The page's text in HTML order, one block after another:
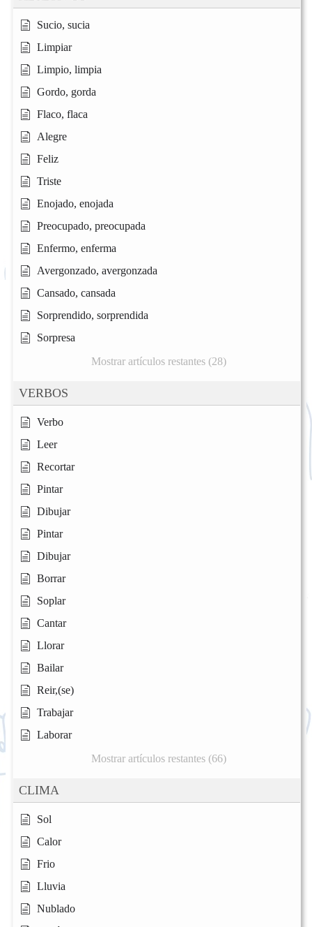
Sucio, sucia
Limpiar
Limpio, limpia
Gordo, gorda
Flaco, flaca
Alegre
Feliz
Triste
Enojado, enojada
Preocupado, preocupada
Enfermo, enferma
Avergonzado, avergonzada
Cansado, cansada
Sorprendido, sorprendida
Sorpresa
Mostrar artículos restantes (28)
VERBOS
Verbo
Leer
Recortar
Pintar
Dibujar
Pintar
Dibujar
Borrar
Soplar
Cantar
Llorar
Bailar
Reir,(se)
Trabajar
Laborar
Mostrar artículos restantes (66)
CLIMA
Sol
Calor
Frio
Lluvia
Nublado